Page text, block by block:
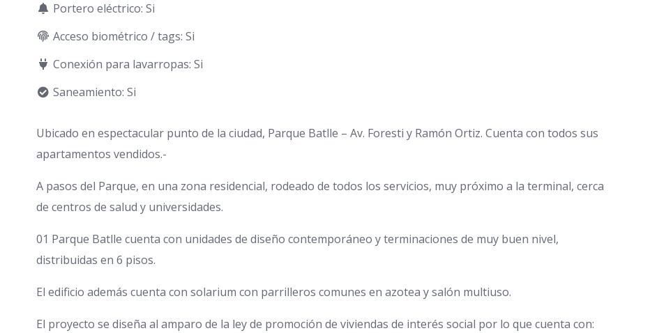
Portero eléctrico: Si
Acceso biométrico / tags: Si
Conexión para lavarropas: Si
Saneamiento: Si
Ubicado en espectacular punto de la ciudad, Parque Batlle – Av. Foresti y Ramón Ortiz. Cuenta con todos sus
apartamentos vendidos.-
A pasos del Parque, en una zona residencial, rodeado de todos los servicios, muy próximo a la terminal, cerca
de centros de salud y universidades.
01 Parque Batlle cuenta con unidades de diseño contemporáneo y terminaciones de muy buen nivel,
distribuidas en 6 pisos.
El edificio además cuenta con solarium con parrilleros comunes en azotea y salón multiuso.
El proyecto se diseña al amparo de la ley de promoción de viviendas de interés social por lo que cuenta con: